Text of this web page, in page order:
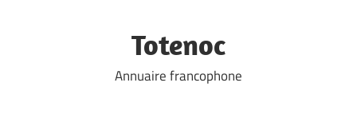
Totenoc
Annuaire francophone